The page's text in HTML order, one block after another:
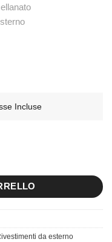
Incluse
da esterno